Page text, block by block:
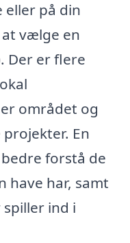
eller på din
vælge en
. Der er flere
området og
En
forstå de
have har, samt
ind i